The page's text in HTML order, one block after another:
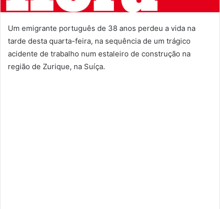
Um emigrante português de 38 anos perdeu a vida na
tarde desta quarta-feira, na sequência de um trágico
acidente de trabalho num estaleiro de construção na
região de Zurique, na Suíça.